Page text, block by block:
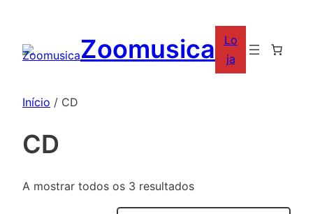
Zoomusica
Lo
ja
Início / CD
CD
A mostrar todos os 3 resultadosOrdenado
por